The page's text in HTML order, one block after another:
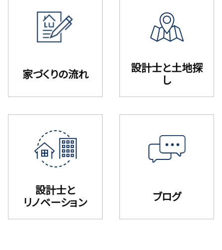
家づくりの流れ
設計⼠と⼟地探
し
設計士と
リノベーション
ブログ